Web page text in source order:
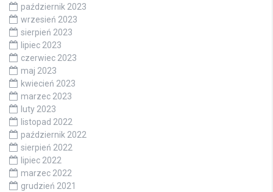
październik 2023
wrzesień 2023
sierpień 2023
lipiec 2023
czerwiec 2023
maj 2023
kwiecień 2023
marzec 2023
luty 2023
listopad 2022
październik 2022
sierpień 2022
lipiec 2022
marzec 2022
grudzień 2021